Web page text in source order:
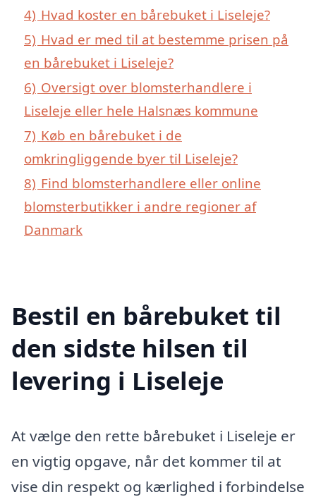
4) Hvad koster en bårebuket i Liseleje?
5) Hvad er med til at bestemme prisen på
en bårebuket i Liseleje?
6) Oversigt over blomsterhandlere i
Liseleje eller hele Halsnæs kommune
7) Køb en bårebuket i de
omkringliggende byer til Liseleje?
8) Find blomsterhandlere eller online
blomsterbutikker i andre regioner af
Danmark
Bestil en bårebuket til
den sidste hilsen til
levering i Liseleje
At vælge den rette bårebuket i Liseleje er
en vigtig opgave, når det kommer til at
vise din respekt og kærlighed i forbindelse